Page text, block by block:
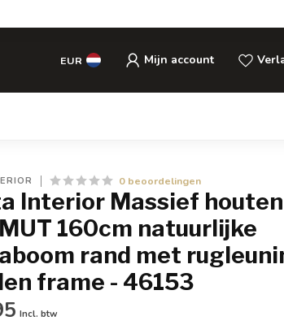
EUR Mijn account
0 beoordelingen
Interior Massief
160cm natuurlijke
rand met
frame - 46153
Incl. btw